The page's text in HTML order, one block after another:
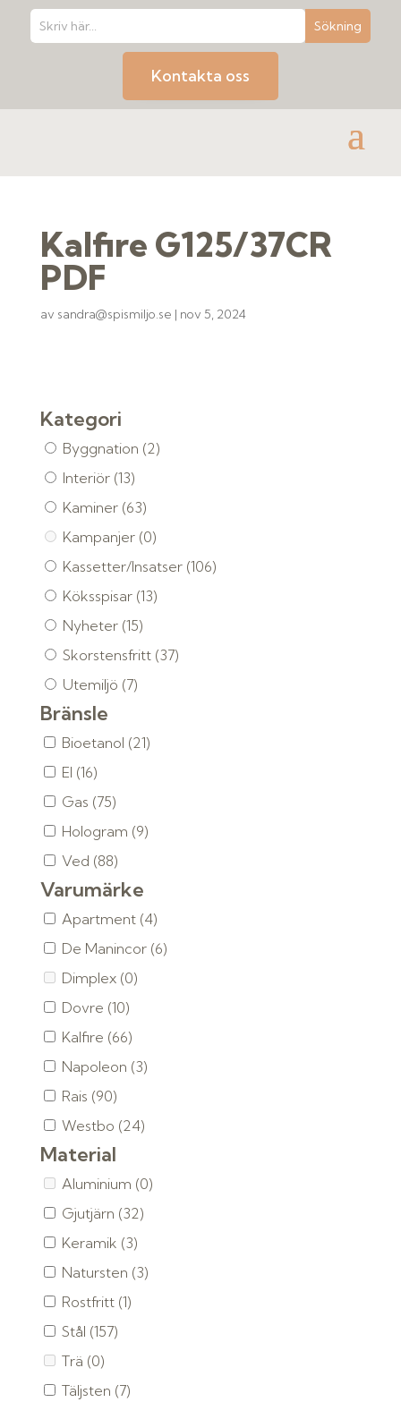
Kontakta oss
Kalfire G125/37CR
PDF
av sandra@spismiljo.se | nov 5, 2024
Kategori
Byggnation (2)
Interiör (13)
Kaminer (63)
Kampanjer (0)
Kassetter/Insatser (106)
Köksspisar (13)
Nyheter (15)
Skorstensfritt (37)
Utemiljö (7)
Bränsle
Bioetanol (21)
El (16)
Gas (75)
Hologram (9)
Ved (88)
Varumärke
Apartment (4)
De Manincor (6)
Dimplex (0)
Dovre (10)
Kalfire (66)
Napoleon (3)
Rais (90)
Westbo (24)
Material
Aluminium (0)
Gjutjärn (32)
Keramik (3)
Natursten (3)
Rostfritt (1)
Stål (157)
Trä (0)
Täljsten (7)